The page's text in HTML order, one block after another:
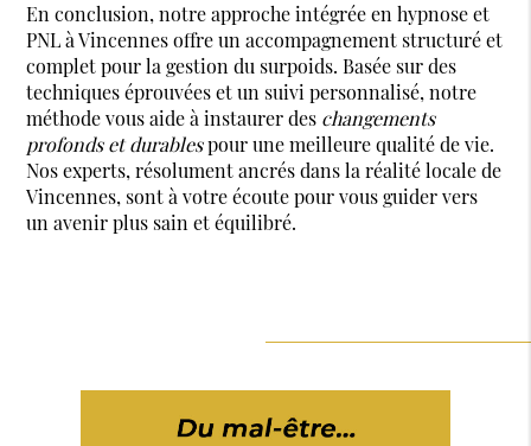
En conclusion, notre approche intégrée en hypnose et
PNL à Vincennes offre un accompagnement structuré et
complet pour la gestion du surpoids. Basée sur des
techniques éprouvées et un suivi personnalisé, notre
méthode vous aide à instaurer des changements
profonds et durablespour une meilleure qualité de vie.
Nos experts, résolument ancrés dans la réalité locale de
Vincennes, sont à votre écoute pour vous guider vers
un avenir plus sain et équilibré.